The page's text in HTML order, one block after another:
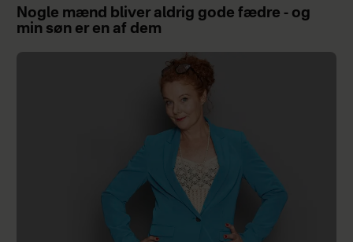
Nogle mænd bliver aldrig gode fædre - og
min søn er en af dem